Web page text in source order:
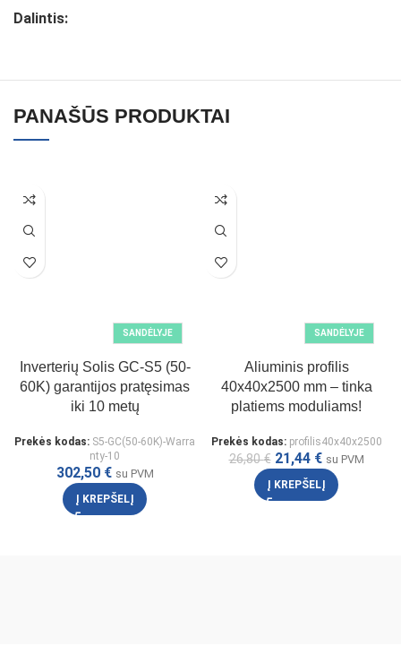
Dalintis:
PANAŠŪS PRODUKTAI
SANDĖLYJE
Inverterių Solis GC-S5 (50-
60K) garantijos pratęsimas
iki 10 metų
Prekės kodas: S5-GC(50-60K)-Warra
nty-10
302,50 € su PVM
Į KREPŠELĮ
SANDĖLYJE
Aliuminis profilis
40x40x2500 mm – tinka
platiems moduliams!
Prekės kodas: profilis40x40x2500
26,80€ 21,44 € su PVM
Į KREPŠELĮ